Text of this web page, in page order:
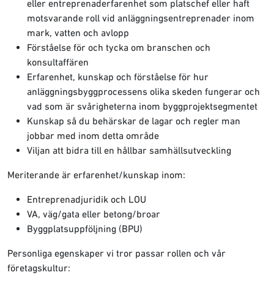
eller entreprenaderfarenhet som platschef eller haft
motsvarande roll vid anläggningsentreprenader inom
mark, vatten och avlopp
Förståelse för och tycka om branschen och
konsultaffären
Erfarenhet, kunskap och förståelse för hur
anläggningsbyggprocessens olika skeden fungerar och
vad som är svårigheterna inom byggprojektsegmentet
Kunskap så du behärskar de lagar och regler man
jobbar med inom detta område
Viljan att bidra till en hållbar samhällsutveckling
Meriterande är erfarenhet/kunskap inom:
Entreprenadjuridik och LOU
VA, väg/gata eller betong/broar
Byggplatsuppföljning (BPU)
Personliga egenskaper vi tror passar rollen och vår
företagskultur: